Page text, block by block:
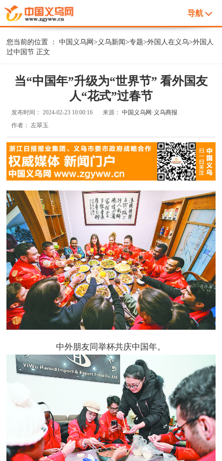
导航
您当前的位置 ：中国义乌网> 义乌新闻>专题>外国人在义乌>外国人
过中国节 正文
当“中国年”升级为“世界节” 看外国友
人“花式”过春节
发布时间：2024-02-23 10:00:16 来源：中国义乌网·义乌商报
作者：左翠玉
中外朋友同举杯共庆中国年。